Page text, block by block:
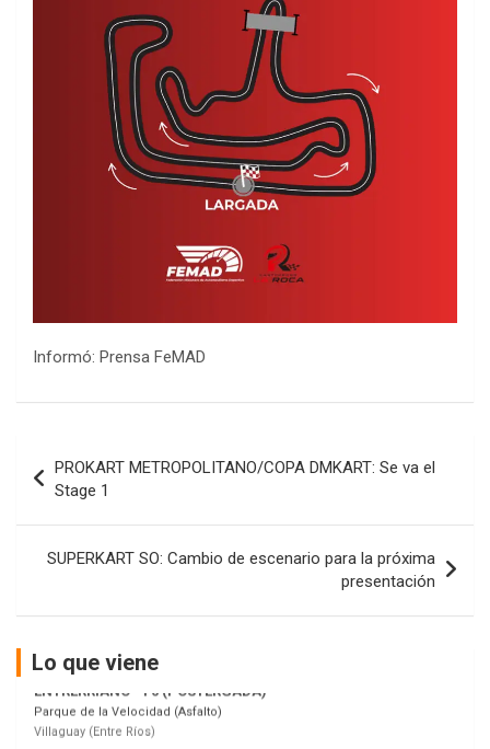
Informó: Prensa FeMAD
de
entradas
PROKART METROPOLITANO/COPA DMKART: Se va el
Stage 1
SUPERKART SO: Cambio de escenario para la próxima
presentación
Lo que viene
IAME SERIES ARGENTINA 6
Ramiro Tot (Asfalto)
Baradero (Buenos Aires)
KDO - F6
Parque de la Velocidad (Asfalto)
VICTORIENSE - F7